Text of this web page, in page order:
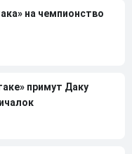
на чемпионство
примут Даку